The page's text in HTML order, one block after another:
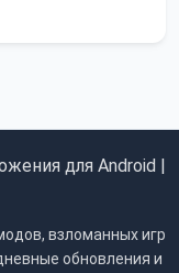
взломанных игр
обновления и